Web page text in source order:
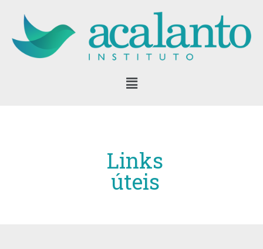
Pular
para
o
conteúdo
Links
úteis